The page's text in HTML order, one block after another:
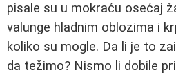
pisale su u mokraću osećaj
valunge hladnim oblozima i
koliko su mogle. Da li je to
da težimo? Nismo li dobile